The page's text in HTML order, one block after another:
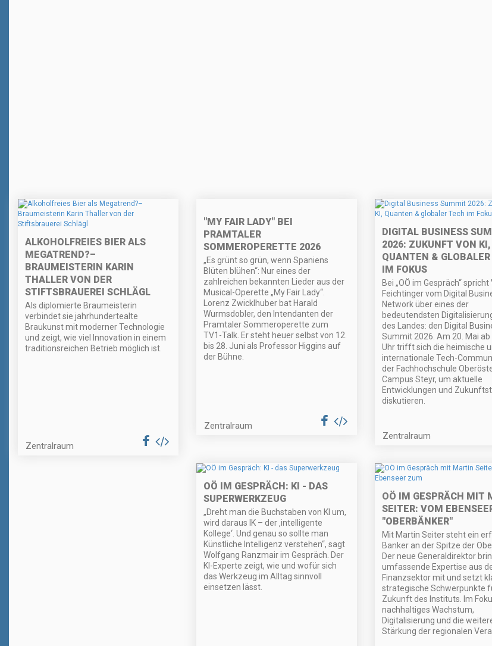
ALKOHOLFREIES BIER ALS
MEGATREND?–
BRAUMEISTERIN KARIN
THALLER VON DER
STIFTSBRAUEREI SCHLÄGL
Als diplomierte Braumeisterin
verbindet sie jahrhundertealte
Braukunst mit moderner Technologie
und zeigt, wie viel Innovation in einem
traditionsreichen Betrieb möglich ist.
Zentralraum
"MY FAIR LADY" BEI
PRAMTALER
SOMMEROPERETTE 2026
„Es grünt so grün, wenn Spaniens
Blüten blühen“: Nur eines der
zahlreichen bekannten Lieder aus der
Musical-Operette „My Fair Lady“.
Lorenz Zwicklhuber bat Harald
Wurmsdobler, den Intendanten der
Pramtaler Sommeroperette zum
TV1-Talk. Er steht heuer selbst von 12.
bis 28. Juni als Professor Higgins auf
der Bühne.
Zentralraum
DIGITAL BUSINESS
2026: ZUKUNFT VON KI,
QUANTEN &
IM FOKUS
Bei „OÖ im Gespräch“
Feichtinger vom Digital
Network über eines der
bedeutendsten
des Landes: den Digital
Summit 2026. Am 20. Mai ab
Uhr trifft sich die heimische
internationale Tech-
der Fachhochschule
Campus Steyr, um aktuelle
Entwicklungen und
diskutieren.
Zentralraum
OÖ IM GESPRÄCH: KI - DAS
SUPERWERKZEUG
„Dreht man die Buchstaben von KI um,
wird daraus IK – der ‚intelligente
Kollege‘. Und genau so sollte man
Künstliche Intelligenz verstehen“, sagt
Wolfgang Ranzmair im Gespräch. Der
KI-Experte zeigt, wie und wofür sich
das Werkzeug im Alltag sinnvoll
einsetzen lässt.
OÖ IM GESPRÄCH MIT
SEITER: VOM
"OBERBÄNKER"
Mit Martin Seiter steht ein
Banker an der Spitze der
Der neue Generaldirektor
umfassende Expertise aus
Finanzsektor mit und setzt
strategische Schwerpunkte
Zukunft des Instituts. Im
nachhaltiges Wachstum,
Digitalisierung und die
Stärkung der regionalen